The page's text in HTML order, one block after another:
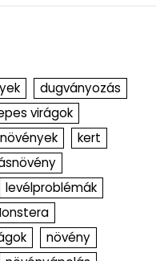
dugványozás
virágok
kert
levélproblémák
növény